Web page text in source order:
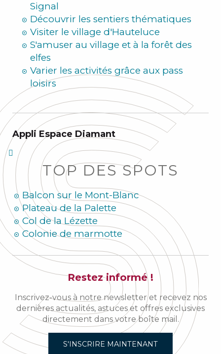
Signal
Découvrir les sentiers thématiques
Visiter le village d'Hauteluce
S'amuser au village et à la forêt des
elfes
Varier les activités grâce aux pass
loisirs
Appli Espace Diamant
TOP DES SPOTS
Balcon sur le Mont-Blanc
Plateau de la Palette
Col de la Lézette
Colonie de marmotte
Restez informé !
Inscrivez-vous à notre newsletter et recevez nos
dernières actualités, astuces et offres exclusives
directement dans votre boîte mail.
S'INSCRIRE MAINTENANT